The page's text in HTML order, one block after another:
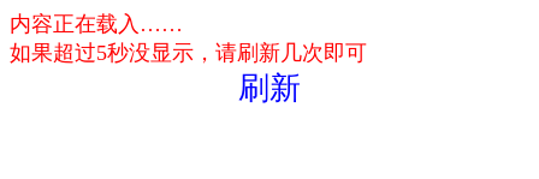
内容正在载入……
如果超过5秒没显示，请刷新几次即可
刷新